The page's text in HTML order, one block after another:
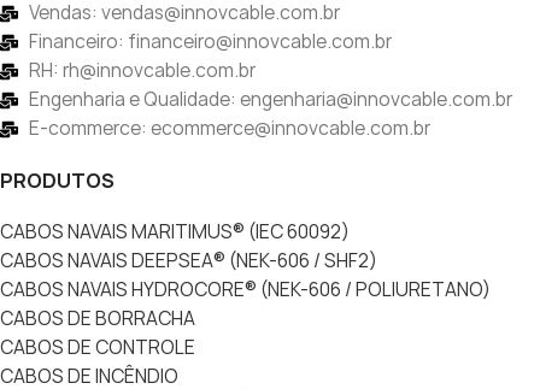
Vendas: vendas@innovcable.com.br
Financeiro: financeiro@innovcable.com.br
RH: rh@innovcable.com.br
Engenharia e Qualidade: engenharia@innovcable.com.br
E-commerce: ecommerce@innovcable.com.br
PRODUTOS
CABOS NAVAIS MARITIMUS® (IEC 60092)
CABOS NAVAIS DEEPSEA® (NEK-606 / SHF2)
CABOS NAVAIS HYDROCORE® (NEK-606 / POLIURETANO)
CABOS DE BORRACHA
CABOS DE CONTROLE
CABOS DE INCÊNDIO